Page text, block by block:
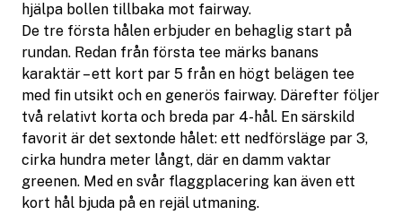
hjälpa bollen tillbaka mot fairway.
De tre första hålen erbjuder en behaglig start på
rundan. Redan från första tee märks banans
karaktär – ett kort par 5 från en högt belägen tee
med fin utsikt och en generös fairway. Därefter följer
två relativt korta och breda par 4-hål. En särskild
favorit är det sextonde hålet: ett nedförsläge par 3,
cirka hundra meter långt, där en damm vaktar
greenen. Med en svår flaggplacering kan även ett
kort hål bjuda på en rejäl utmaning.